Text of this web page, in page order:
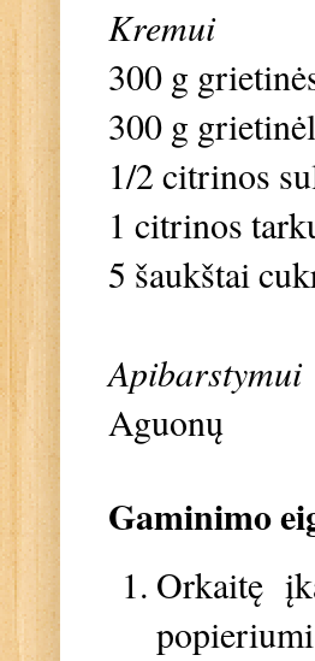
Kremui
300 g
300 g
1/2 citrinos
1 citrinos
5 šaukštai
Apibarstymui
Aguonų
Gaminimo
Orkaitę